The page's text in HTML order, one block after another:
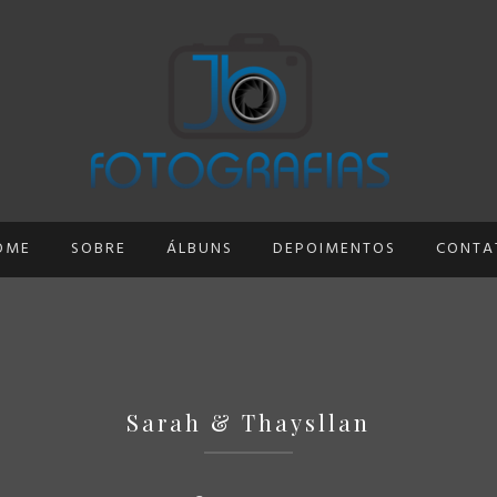
SOBRE ÁLBUNS DEPOIMENTOS
Sarah & Thaysllan